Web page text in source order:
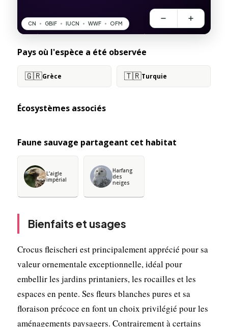
Pays où l'espèce a été observée
🇬🇷Grèce 🇹🇷Turquie
Écosystèmes associés
Faune sauvage partageant cet habitat
L’aigle
impérial
Harfang
des
neiges
Bienfaits et usages
Crocus fleischeri est principalement apprécié pour sa
valeur ornementale exceptionnelle, idéal pour
embellir les jardins printaniers, les rocailles et les
espaces en pente. Ses fleurs blanches pures et sa
floraison précoce en font un choix privilégié pour les
aménagements paysagers. Contrairement à certains